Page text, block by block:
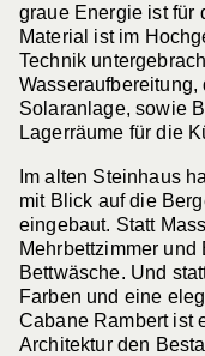
graue Energie ist für
Material ist im
Technik
Solaranlage, sowie
Lagerräume für die
Im alten Steinhaus
mit Blick auf die
eingebaut. Statt
Mehrbettzimmer
Bettwäsche. Und
Farben und eine
Cabane Rambert ist
Architektur den